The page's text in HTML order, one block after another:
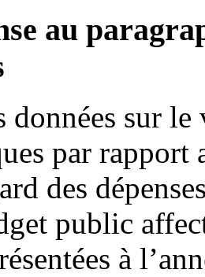
au
données sur le
par rapport
des
public
à